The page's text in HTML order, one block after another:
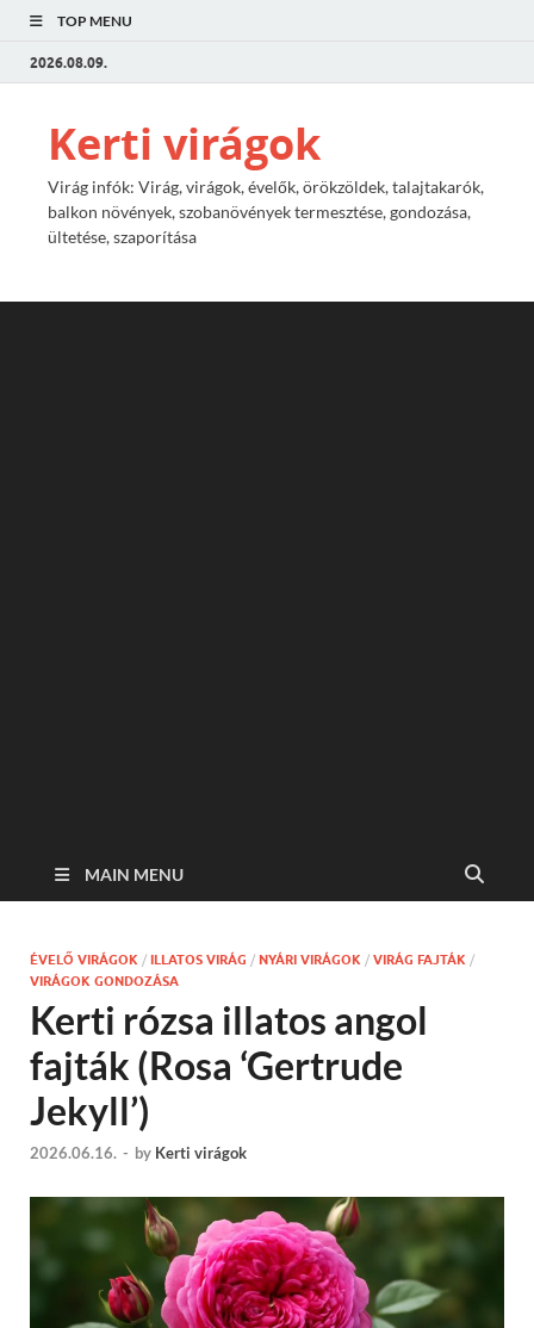
TOP MENU
2026.08.09.
Kerti virágok
Virág infók: Virág, virágok, évelők, örökzöldek, talajtakarók,
balkon növények, szobanövények termesztése, gondozása,
ültetése, szaporítása
MAIN MENU
ÉVELŐ VIRÁGOK / ILLATOS VIRÁG / NYÁRI VIRÁGOK / VIRÁG FAJTÁK /
VIRÁGOK GONDOZÁSA
Kerti rózsa illatos angol
fajták (Rosa ‘Gertrude
Jekyll’)
2026.06.16. - by Kerti virágok